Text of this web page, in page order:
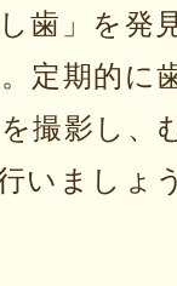
歯」を発
定期的に
撮影し、
いましょ